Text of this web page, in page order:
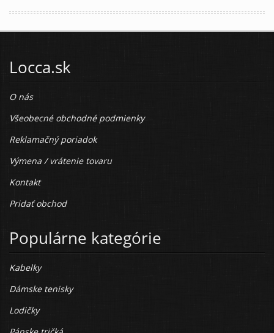
Locca.sk
O nás
Všeobecné obchodné podmienky
Reklamačný poriadok
Výmena / vrátenie tovaru
Kontakt
Pridať obchod
Populárne kategórie
Kabelky
Dámske tenisky
Lodičky